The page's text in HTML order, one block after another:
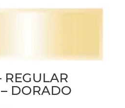
REGULAR
DORADO